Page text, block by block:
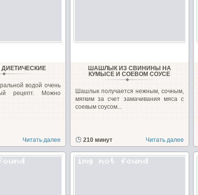
ДИЕТИЧЕСКИЕ
водой очень
рецепт. Можно
Читать далее
ШАШЛЫК ИЗ СВИНИНЫ НА
КУМЫСЕ И СОЕВОМ СОУСЕ
Шашлык получается нежным, сочным,
мягким за счет замачивания мяса с
соевым соусом...
210 минут Читать далее